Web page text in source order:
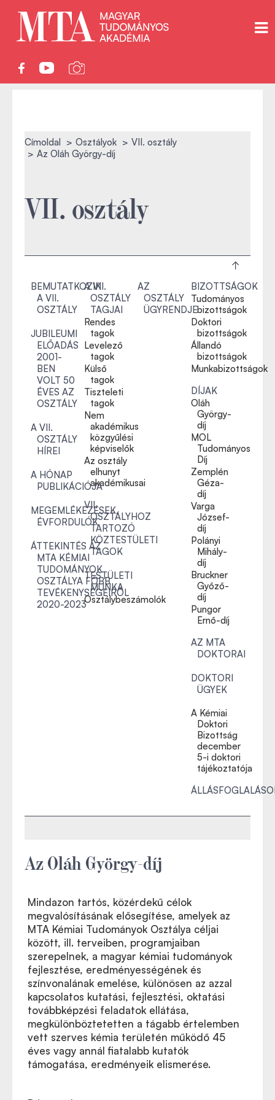
Címoldal Osztályok
VII. osztály
Az Oláh György-díj
VII. osztály
BEMUTATKOZIK
A VII.
OSZTÁLY
JUBILEUMI
ELŐADÁS
2001-
BEN
VOLT 50
ÉVES AZ
OSZTÁLY
A VII.
OSZTÁLY
HÍREI
A HÓNAP
PUBLIKÁCIÓJA
MEGEMLÉKEZÉSEK,
ÉVFORDULÓK
ÁTTEKINTÉS AZ
MTA KÉMIAI
TUDOMÁNYOK
OSZTÁLYA FŐBB
TEVÉKENYSÉGEIRŐL
2020-2023
A VII.
OSZTÁLY
TAGJAI
Rendes
tagok
Levelező
tagok
Külső
tagok
Tiszteleti
tagok
Nem
akadémikus
közgyűlési
képviselők
Az osztály
elhunyt
akadémikusai
VII.
OSZTÁLYHOZ
TARTOZÓ
KÖZTESTÜLETI
TAGOK
TESTÜLETI
MUNKA
Osztálybeszámolók
AZ
OSZTÁLY
ÜGYRENDJE
BIZOTTSÁGOK
Tudományos
bizottságok
Doktori
bizottságok
Állandó
bizottságok
Munkabizottságok
DÍJAK
Oláh
György-
díj
MOL
Tudományos
Díj
Zemplén
Géza-
díj
Varga
József-
díj
Polányi
Mihály-
díj
Bruckner
Győző-
díj
Pungor
Ernő-díj
AZ MTA
DOKTORAI
DOKTORI
ÜGYEK
A Kémiai
Doktori
Bizottság
december
5-i doktori
tájékoztatója
Az Oláh György-díj
Mindazon tartós, közérdekű célok
megvalósításának elősegítése, amelyek az
MTA Kémiai Tudományok Osztálya céljai
között, ill. terveiben, programjaiban
szerepelnek, a magyar kémiai tudományok
fejlesztése, eredményességének és
színvonalának emelése, különösen az azzal
kapcsolatos kutatási, fejlesztési, oktatási
továbbképzési feladatok ellátása,
megkülönböztetetten a tágabb értelemben
vett szerves kémia területén működő 45
éves vagy annál fiatalabb kutatók
támogatása, eredményeik elismerése.